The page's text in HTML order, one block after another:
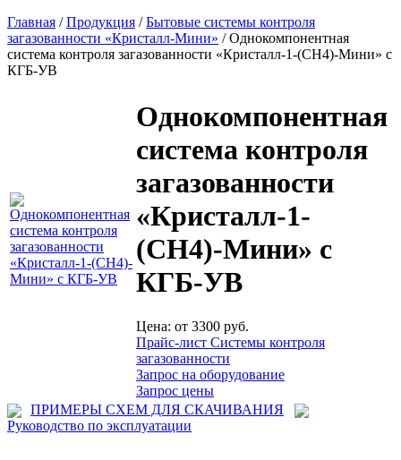
Главная / Продукция / Бытовые системы контроля
загазованности «Кристалл-Мини» / Однокомпонентная
система контроля загазованности «Кристалл-1-(СН4)-Мини» с
КГБ-УВ
Однокомпонентная
система контроля
загазованности
«Кристалл-1-
(СН4)-Мини» с
КГБ-УВ
Цена: от 3300 руб.
Прайс-лист Системы контроля
загазованности
Запрос на оборудование
Запрос цены
ПРИМЕРЫ СХЕМ ДЛЯ СКАЧИВАНИЯ
Руководство по эксплуатации